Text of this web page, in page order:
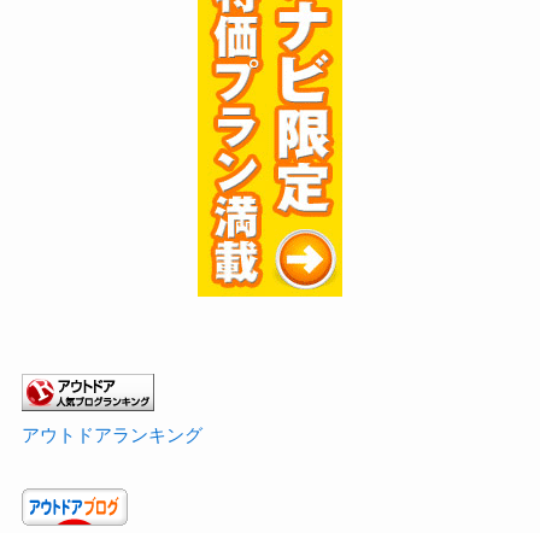
アウトドアランキング